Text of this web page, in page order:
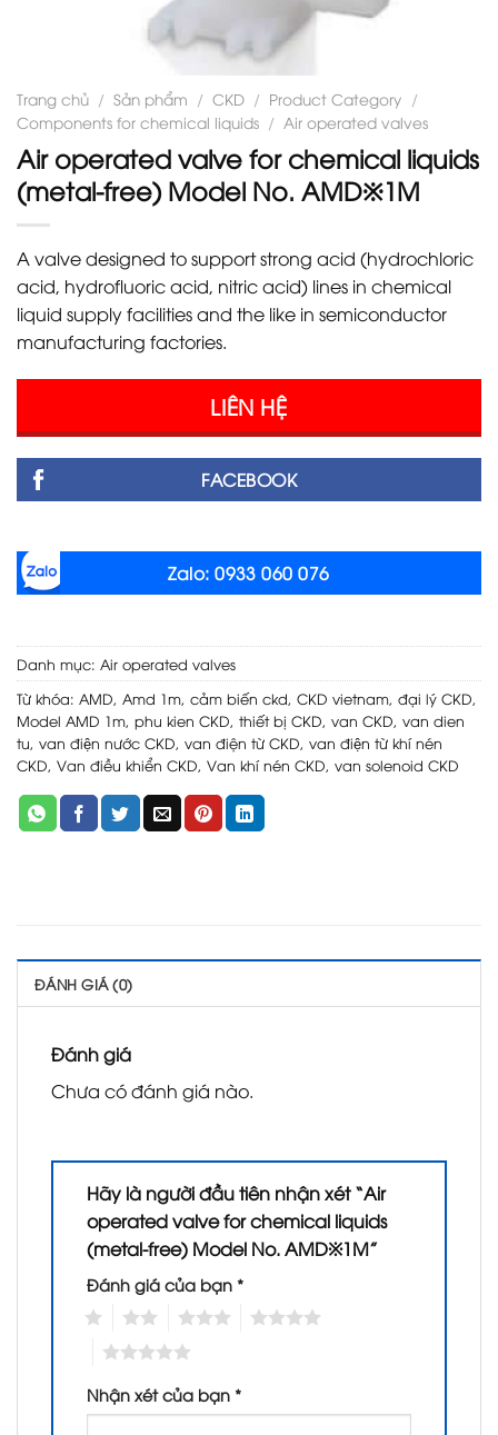
Trang chủ / Sản phẩm / CKD / Product Category /
Components for chemical liquids / Air operated valves
Air operated valve for chemical liquids
(metal-free) Model No. AMD※1M
A valve designed to support strong acid (hydrochloric
acid, hydrofluoric acid, nitric acid) lines in chemical
liquid supply facilities and the like in semiconductor
manufacturing factories.
LIÊN HỆ
FACEBOOK
Zalo: 0933 060 076
Danh mục: Air operated valves
Từ khóa: AMD Amd 1m cảm biến ckd CKD vietnam đại lý CKD
Model AMD 1m phu kien CKD thiết bị CKD van CKD van dien
tu van điện nước CKD van điện từ CKD van điện từ khí nén
CKD Van điều khiển CKD Van khí nén CKD van solenoid CKD
ĐÁNH GIÁ (0)
Đánh giá
Chưa có đánh giá nào.
Hãy là người đầu tiên nhận xét “Air
operated valve for chemical liquids
(metal-free) Model No. AMD※1M”
Đánh giá của bạn *
Nhận xét của bạn *